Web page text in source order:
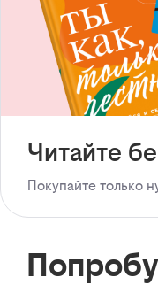
Читайте
Покупайте только